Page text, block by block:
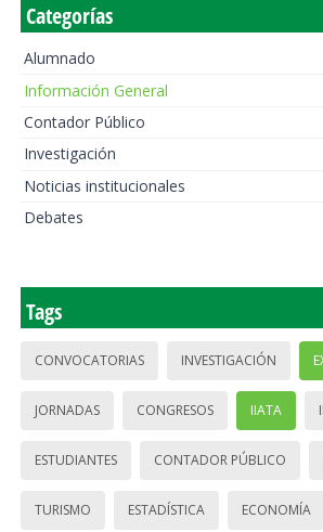
Categorías
Alumnado
Información General
Contador Público
Investigación
Noticias institucionales
Debates
Tags
CONVOCATORIAS INVESTIGACIÓN
JORNADAS CONGRESOS IIATA
ESTUDIANTES CONTADOR PÚBLICO
TURISMO ESTADÍSTICA ECONOMÍA